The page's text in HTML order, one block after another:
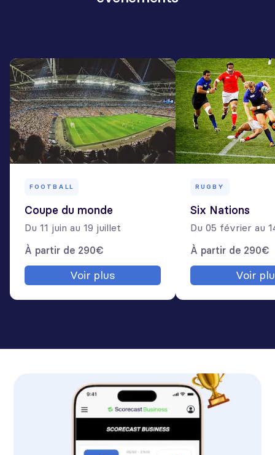
FOOTBALL
Coupe du monde
Du 11 juin au 19 juillet
À partir de 290€
Voir plus
RUGBY
Six Nations
Du 05 février au
À partir de 290€
Voir